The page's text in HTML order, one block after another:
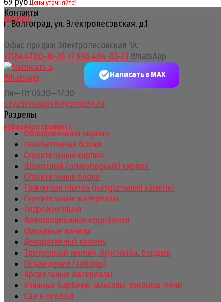
избранное сравнить
Цены уточняйте!
Контакты
г. Волгоград, ул. Электролесовская, д.1
Офис продаж Электролесовская 1А:
+7(8442)20-15-26 +7 996 484-03-73 WhatsApp
Написать в MAX
Пн—Пт 08:30—17:30
s.ryzhkova@stroytemp34.ru
Разделы
Облицовочный кирпич
Газобетонные блоки
Строительный кирпич
Шамотный (огнеупорный) кирпич
Строительные блоки
Гранитная плитка (натуральный камень)
Строительные материалы
Гидроизоляция
Вентиляционные коробочки
Фасадные панели
Декоративный камень
Тротуарный кирпич, брусчатка, бордюр
Ограждение (заборы)
Кровельные материалы
Уличные барбекю, мангалы, тандыры, печи
Сад и огород